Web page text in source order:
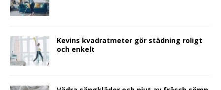
Kevins kvadratmeter gör städning roligt
och enkelt